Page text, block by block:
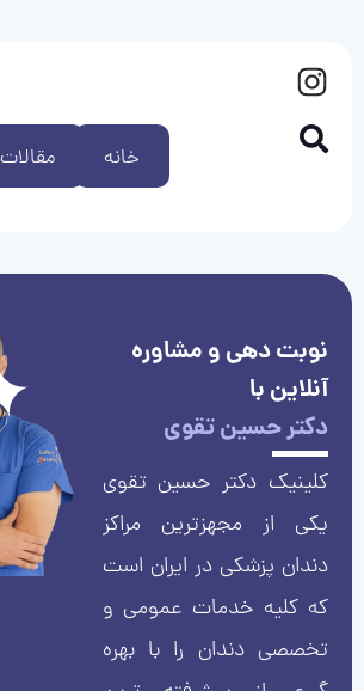
مقالات خانه
نوبت دهی و مشاوره
آنلاین با
دکتر حسین تقوی
کلینیک دکتر حسین تقوی
یکی از مجهزترین مراکز
دندان پزشکی در ایران است
که کلیه خدمات عمومی و
تخصصی دندان را با بهره